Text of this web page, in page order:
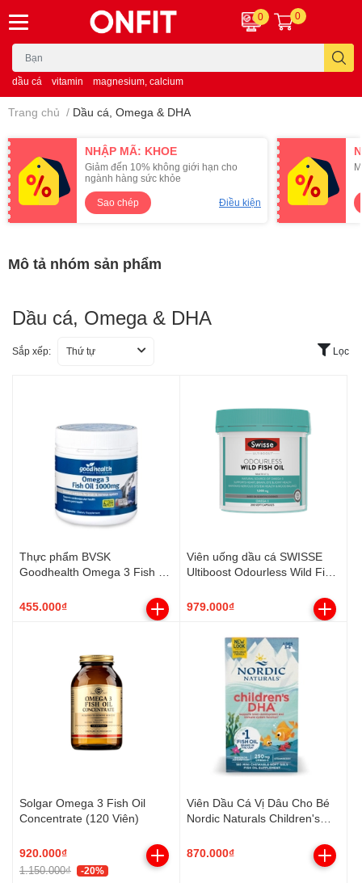
dầu cá vitamin magnesium, calcium
0 0
Trang chủ / Dầu cá, Omega & DHA
NHẬP MÃ: KHOE
Giảm đến 10% không giới hạn cho
ngành hàng sức khỏe
Sao chép
Điều kiện
Mô tả nhóm sản phẩm
Dầu cá, Omega & DHA
Sắp xếp: Thứ tự Lọc
Thực phẩm BVSK
Goodhealth Omega 3 Fish Oil
455.000₫
Viên uống dầu cá SWISSE
Ultiboost Odourless Wild Fish
979.000₫
Solgar Omega 3 Fish Oil
Concentrate (120 Viên)
920.000₫
1.150.000₫ -20%
Viên Dầu Cá Vị Dâu Cho Bé
Nordic Naturals Children's
870.000₫